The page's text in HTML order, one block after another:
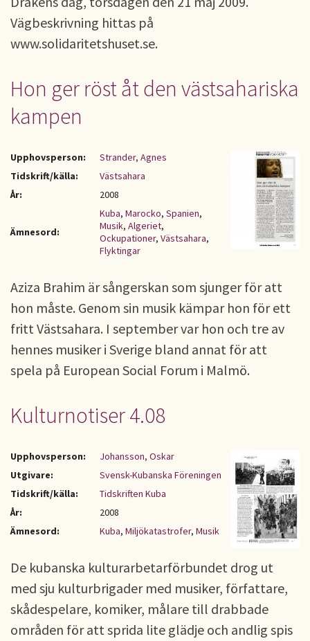
Vägbeskrivning hittas på
www.solidaritetshuset.se.
Hon ger röst åt den västsahariska
kampen
Upphovsperson:
Strander, Agnes
Tidskrift/källa:
Västsahara
År:
2008
Ämnesord:
Kuba, Marocko, Spanien,
Musik, Algeriet,
Ockupationer, Västsahara,
Flyktingar
Aziza Brahim är sångerskan som sjunger för att
hon måste. Genom sin musik kämpar hon för ett
fritt Västsahara. I september var hon och tre av
hennes musiker i Sverige bland annat för att
spela på European Social Forum i Malmö.
Kulturnotiser 4.08
Upphovsperson:
Johansson, Oskar
Utgivare:
Svensk-Kubanska Föreningen
Tidskrift/källa:
Tidskriften Kuba
År:
2008
Ämnesord:
Kuba, Miljökatastrofer, Musik
De kubanska kulturarbetarförbundet drog ut
med sju kulturbrigader med musiker, författare,
skådespelare, komiker, målare till drabbade
områden för att sprida lite glädje och andlig spis